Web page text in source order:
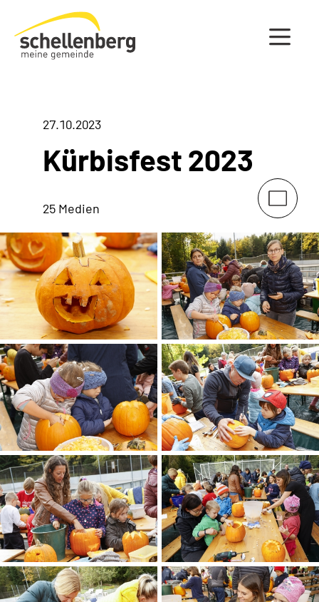
Gemeinde Schellenberg Startseite
27.10.2023
Kürbisfest 2023
25 Medien